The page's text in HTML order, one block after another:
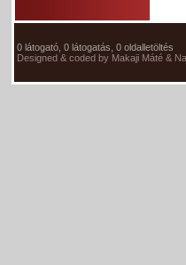
0 látogató, 0 látogatás, 0 oldalletöltés
Designed & coded by Makaji Máté &